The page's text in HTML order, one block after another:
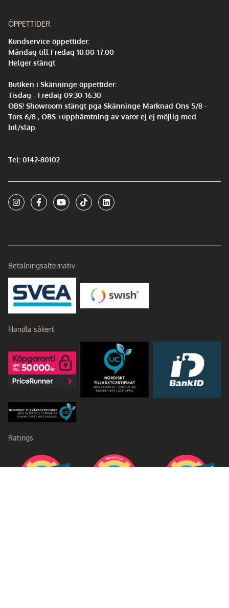
ÖPPETTIDER
Kundservice öppettider:
Måndag till Fredag 10.00-17.00
Helger stängt
Butiken i Skänninge öppettider:
Tisdag - Fredag 09.30-16.30
OBS! Showroom stängt pga Skänninge Marknad Ons 5/8 -
Tors 6/8 , OBS +upphämtning av varor ej ej möjlig med
bil/släp.
Tel: 0142-80102
Betalningsalternativ
Handla säkert
Ratings